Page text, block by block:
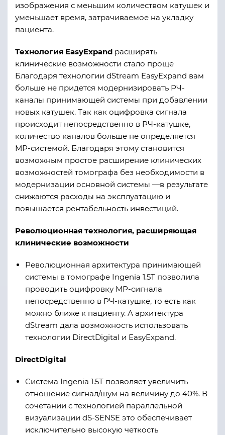
изображения с меньшим количеством катушек и
уменьшает время, затрачиваемое на укладку
пациента.
Технология EasyExpand расширять
клинические возможности стало проще
Благодаря технологии dStream EasyExpand вам
больше не придется модернизировать РЧ-
каналы принимающей системы при добавлении
новых катушек. Так как оцифровка сигнала
происходит непосредственно в РЧ-катушке,
количество каналов больше не определяется
МР-системой. Благодаря этому становится
возможным простое расширение клинических
возможностей томографа без необходимости в
модернизации основной системы —в результате
снижаются расходы на эксплуатацию и
повышается рентабельность инвестиций.
Революционная технология, расширяющая
клинические возможности
Революционная архитектура принимающей
системы в томографе Ingenia 1.5T позволила
проводить оцифровку МР-сигнала
непосредственно в РЧ-катушке, то есть как
можно ближе к пациенту. А архитектура
dStream дала возможность использовать
технологии DirectDigital и EasyExpand.
DirectDigital
Система Ingenia 1.5T позволяет увеличить
отношение сигнал/шум на величину до 40%. В
сочетании с технологией параллельной
визуализации dS-SENSE это обеспечивает
исключительно высокую четкость